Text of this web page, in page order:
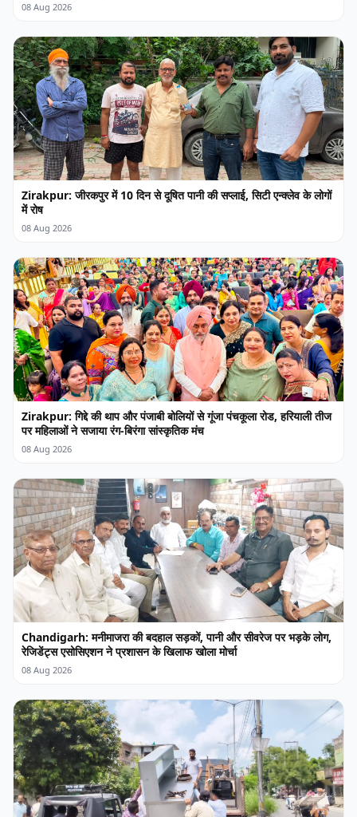
08 Aug 2026
Zirakpur: जीरकपुर में 10 दिन से दूषित पानी की सप्लाई, सिटी एन्क्लेव के लोगों
में रोष
08 Aug 2026
Zirakpur: गिद्दे की थाप और पंजाबी बोलियों से गूंजा पंचकूला रोड, हरियाली तीज
पर महिलाओं ने सजाया रंग-बिरंगा सांस्कृतिक मंच
08 Aug 2026
Chandigarh: मनीमाजरा की बदहाल सड़कों, पानी और सीवरेज पर भड़के लोग,
रेजिडेंट्स एसोसिएशन ने प्रशासन के खिलाफ खोला मोर्चा
08 Aug 2026